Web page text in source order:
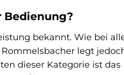
Bedienung?
bekannt. Wie bei
legt
dieser Kategorie ist das